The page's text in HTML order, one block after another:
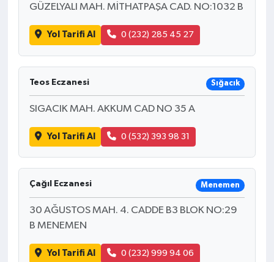
GÜZELYALI MAH. MİTHATPAŞA CAD. NO:1032 B
Yol Tarifi Al 0 (232) 285 45 27
Teos Eczanesi Sığacık
SIGACIK MAH. AKKUM CAD NO 35 A
Yol Tarifi Al 0 (532) 393 98 31
Çağıl Eczanesi Menemen
30 AĞUSTOS MAH. 4. CADDE B3 BLOK NO:29
B MENEMEN
Yol Tarifi Al 0 (232) 999 94 06